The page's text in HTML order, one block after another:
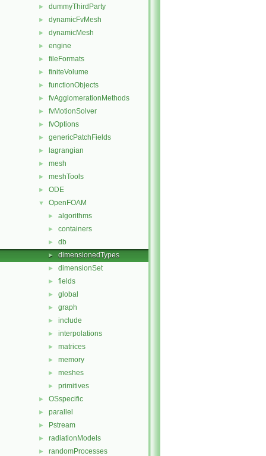
► dummyThirdParty
► dynamicFvMesh
► dynamicMesh
► engine
► fileFormats
► finiteVolume
► functionObjects
► fvAgglomerationMethods
► fvMotionSolver
► fvOptions
► genericPatchFields
► lagrangian
► mesh
► meshTools
► ODE
▼ OpenFOAM
► algorithms
► containers
► db
► dimensionedTypes
► dimensionSet
► fields
► global
► graph
► include
► interpolations
► matrices
► memory
► meshes
► primitives
► OSspecific
► parallel
► Pstream
► radiationModels
► randomProcesses